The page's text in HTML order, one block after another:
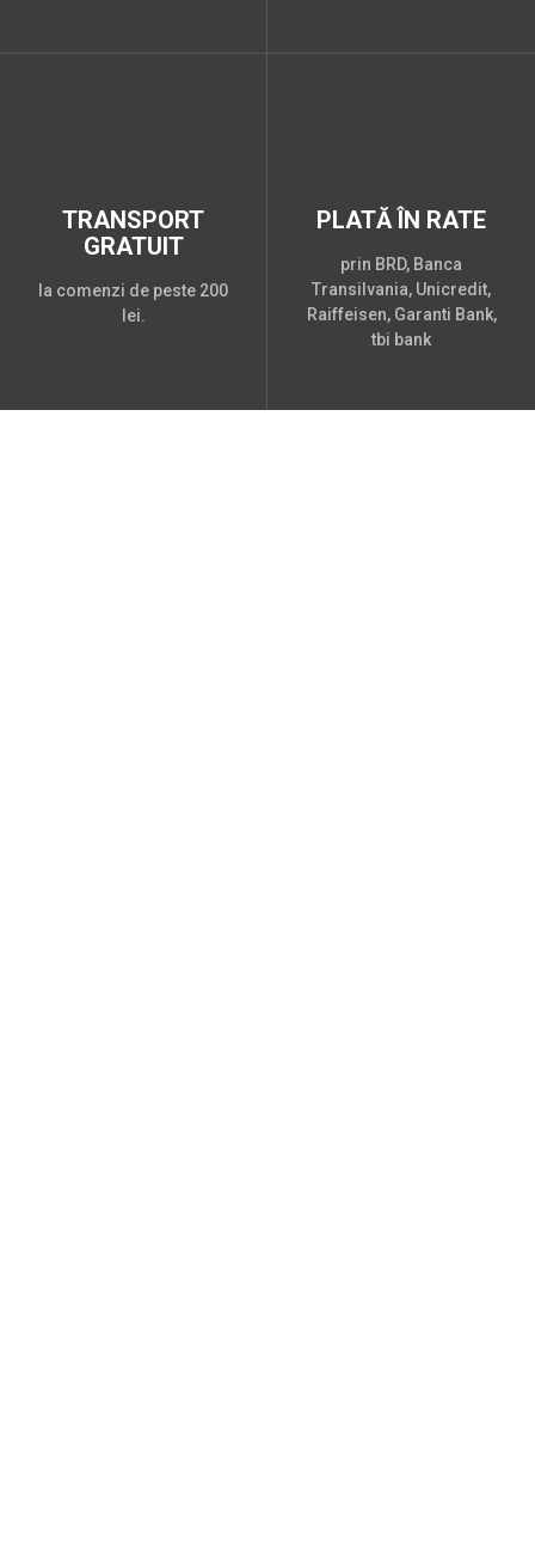
TRANSPORT
GRATUIT
la comenzi de peste 200
lei.
PLATĂ ÎN RATE
prin BRD, Banca
Transilvania, Unicredit,
Raiffeisen, Garanti Bank,
tbi bank